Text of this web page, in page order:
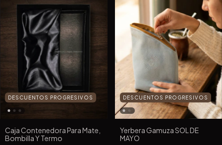
DESCUENTOS PROGRESIVOS
Caja Contenedora Para Mate,
Bombilla Y Termo
DESCUENTOS PROGRESIVOS
Yerbera Gamuza SOL DE
MAYO